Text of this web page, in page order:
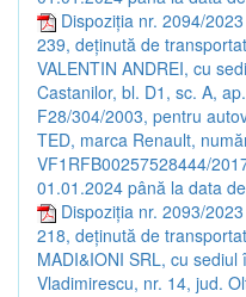
Dispoziția nr. 2094/
239, deținută de
VALENTIN ANDREI, cu
Castanilor, bl. D1, sc. A,
F28/304/2003, pentru
TED, marca Renault,
VF1RFB00257528444/
01.01.2024 până la data
Dispoziția nr. 2093/
218, deținută de
MADI&IONI SRL, cu
Vladimirescu, nr. 14, jud.